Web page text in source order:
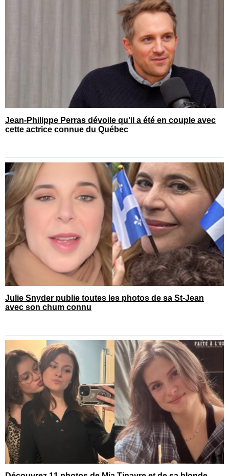
Jean-Philippe Perras dévoile qu’il a été en couple avec
cette actrice connue du Québec
Julie Snyder publie toutes les photos de sa St-Jean
avec son chum connu